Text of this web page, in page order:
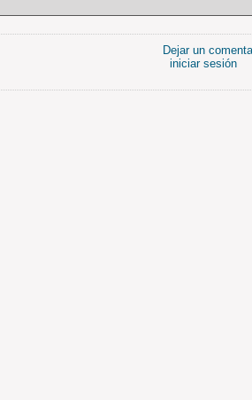
Dejar un
iniciar sesión